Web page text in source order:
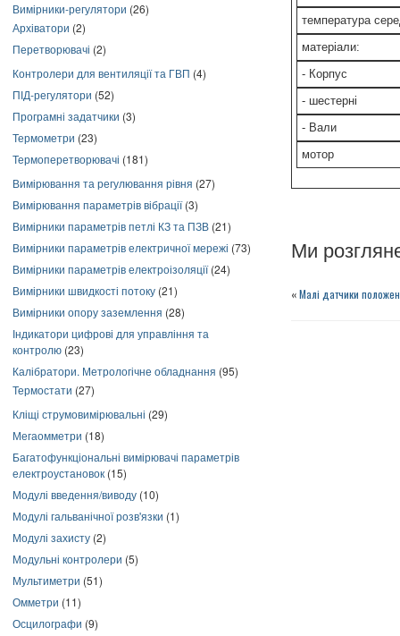
Вимірники-регулятори (26)
Архіватори (2)
Перетворювачі (2)
Контролери для вентиляції та ГВП (4)
ПІД-регулятори (52)
Програмні задатчики (3)
Термометри (23)
Термоперетворювачі (181)
Вимірювання та регулювання рівня (27)
Вимірювання параметрів вібрації(3)
Вимірники параметрів петлі КЗ та ПЗВ (21)
Вимірники параметрів електричної мережі (73)
Вимірники параметрів електроізоляції(24)
Вимірники швидкості потоку (21)
Вимірники опору заземлення (28)
Індикатори цифрові для управління та
контролю (23)
Калібратори. Метрологічне обладнання (95)
Термостати (27)
Кліщі струмовимірювальні (29)
Мегаомметри (18)
Багатофункціональні вимірювачі параметрів
електроустановок (15)
Модулі введення/виводу (10)
Модулі гальванічної розв'язки (1)
Модулі захисту (2)
Модульні контролери (5)
Мультиметри (51)
Омметри (11)
Осцилографи (9)
температура
матеріали:
- Корпус
- шестерні
- Вали
мотор
Ми
«Малі датчики